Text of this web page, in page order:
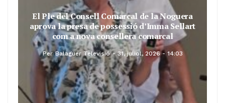
El Ple del Consell Comarcal de la Noguera
aprova la presa de possessió d’Imma Sellart
com a nova consellera comarcal
Per Balaguer Televisió 31, juliol, 2026 - 14:03